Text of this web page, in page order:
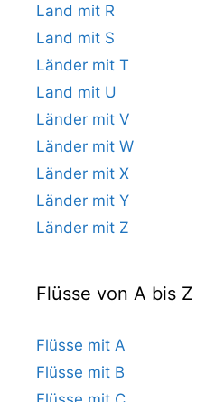
Land mit R
Land mit S
Länder mit T
Land mit U
Länder mit V
Länder mit W
Länder mit X
Länder mit Y
Länder mit Z
Flüsse von A bis Z
Flüsse mit A
Flüsse mit B